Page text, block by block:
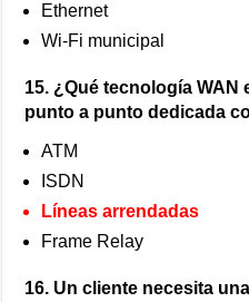
Ethernet
Wi-Fi municipal
15. ¿Qué tecnología
punto a punto dedicada
ATM
ISDN
Líneas arrendadas
Frame Relay
16. Un cliente necesita